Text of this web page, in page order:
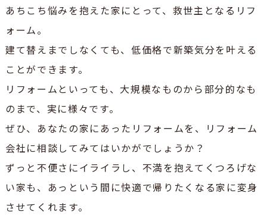
あちこち悩みを抱えた家にとって、救世主となるリフ
ォーム。
建て替えまでしなくても、低価格で新築気分を叶える
ことができます。
リフォームといっても、大規模なものから部分的なも
のまで、実に様々です。
ぜひ、あなたの家にあったリフォームを、リフォーム
会社に相談してみてはいかがでしょうか？
ずっと不便さにイライラし、不満を抱えてくつろげな
い家も、あっという間に快適で帰りたくなる家に変身
させてくれます。